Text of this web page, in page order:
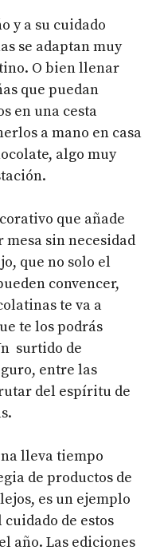
y a su cuidado
se adaptan muy
O bien llenar
que puedan
en una cesta
a mano en casa
algo muy
que añade
sin necesidad
que no solo el
convencer,
te va a
te los podrás
surtido de
entre las
del espíritu de
lleva tiempo
de productos de
es un ejemplo
de estos
año. Las ediciones